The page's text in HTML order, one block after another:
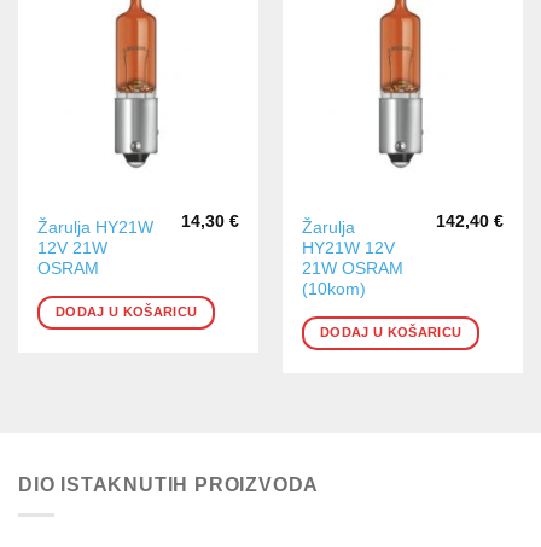
Žarulja HY21W
12V 21W
OSRAM
14,30 €
DODAJ U KOŠARICU
Žarulja
HY21W 12V
21W OSRAM
(10kom)
142,40 €
DODAJ U KOŠARICU
DIO ISTAKNUTIH PROIZVODA